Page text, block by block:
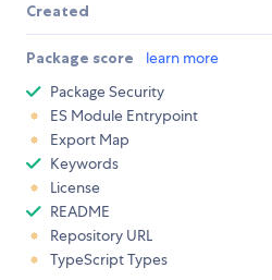
Created
Package score learn more
Package Security
ES Module Entrypoint
Export Map
Keywords
License
README
Repository URL
TypeScript Types